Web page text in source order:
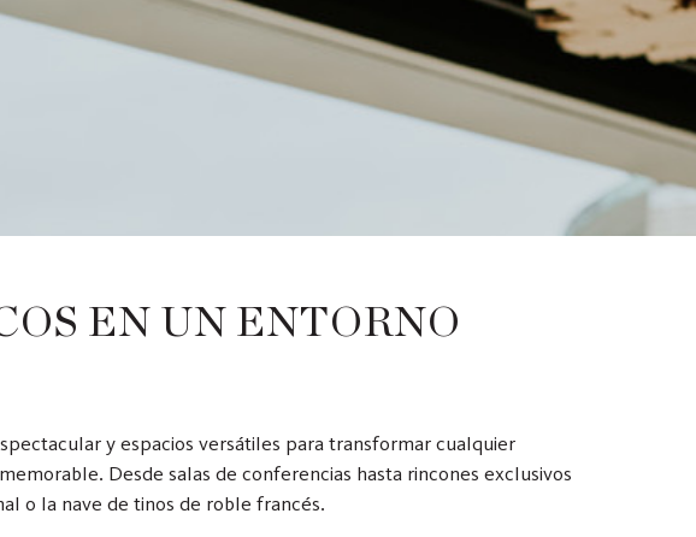
EN UN ENTORNO
y espacios versátiles para transformar cualquier
Desde salas de conferencias hasta rincones exclusivos
o la nave de tinos de roble francés.